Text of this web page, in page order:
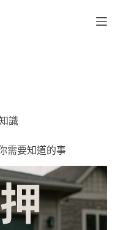
識
需要知道的事